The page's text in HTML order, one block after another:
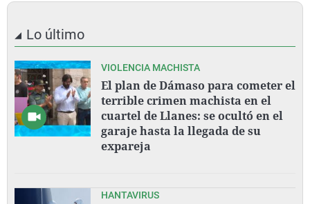
Lo último
VIOLENCIA MACHISTA
El plan de Dámaso para cometer el
terrible crimen machista en el
cuartel de Llanes: se ocultó en el
garaje hasta la llegada de su
expareja
HANTAVIRUS